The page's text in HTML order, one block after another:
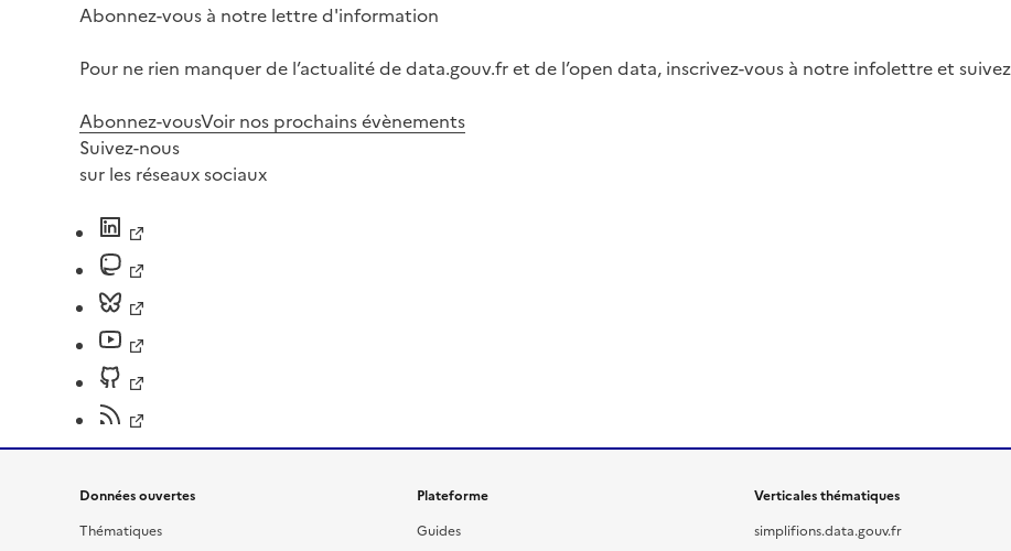
Abonnez-vous à notre lettre d'information
Pour ne rien manquer de l’actualité de data.gouv.fr et de l’open data, inscrivez-vous à notre infolettre et
Abonnez-vousVoir nos prochains évènements
Suivez-nous
sur les réseaux sociaux
Données ouvertes
Thématiques
Plateforme
Guides
Verticales thématiques
simplifions.data.gouv.fr